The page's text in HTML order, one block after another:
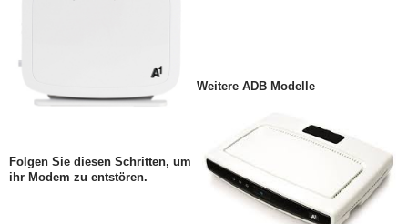
Folgen Sie diesen Schritten, um
ihr Modem zu entstören.
Weitere ADB Modelle